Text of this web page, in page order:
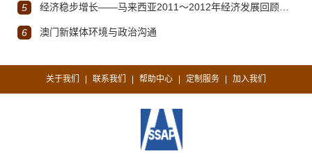
5 经济稳步增长——马来西亚2011～2012年经济发展回顾与展望
6 澳门新媒体环境与政治沟通
关于我们 联系我们 帮助中心 定制服务 加入我们